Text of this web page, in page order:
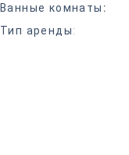
Ванные комнаты :
Тип аренды: